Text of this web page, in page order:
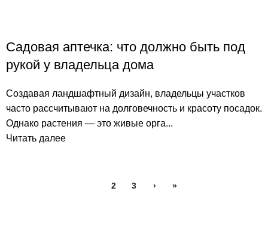
Садовая аптечка: что должно быть под
рукой у владельца дома
Создавая ландшафтный дизайн, владельцы участков
часто рассчитывают на долговечность и красоту посадок.
Однако растения — это живые орга...
Читать далее
2 3 › »